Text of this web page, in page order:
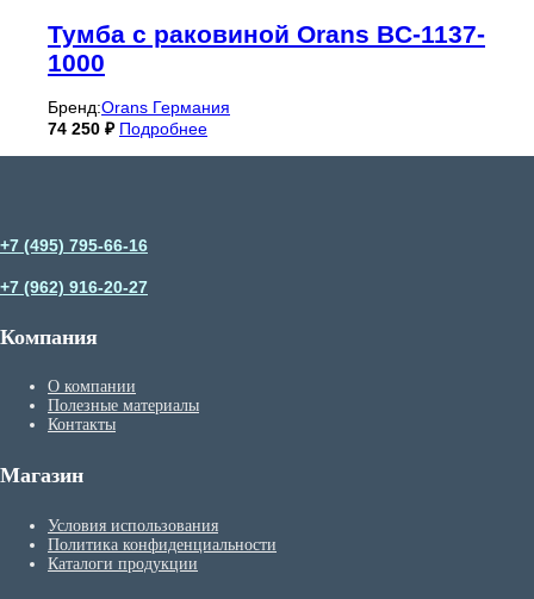
Тумба с раковиной Orans BC-1137-
1000
Бренд:Orans Германия
74 250 ₽ Подробнее
+7 (495) 795-66-16
+7 (962) 916-20-27
Компания
О компании
Полезные материалы
Контакты
Магазин
Условия использования
Политика конфиденциальности
Каталоги продукции